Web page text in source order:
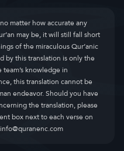
matter how accurate any
may be, it will still fall short
of the miraculous Qur’anic
by this translation is only the
knowledge in
this translation cannot be
endeavor. Should you have
the translation, please
box next to each verse on
info@quranenc.com